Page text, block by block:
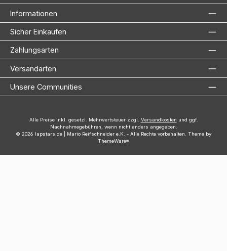
Informationen
Sicher Einkaufen
Zahlungsarten
Versandarten
Unsere Communities
Alle Preise inkl. gesetzl. Mehrwertsteuer zzgl. Versandkosten und ggf.
Nachnahmegebühren, wenn nicht anders angegeben.
© 2026 lapstars.de | Mario Reifschneider e.K. - Alle Rechte vorbehalten. Theme by
ThemeWare®